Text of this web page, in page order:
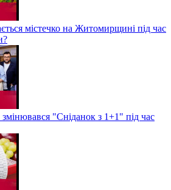
містечко на Житомирщині під час
"Сніданок з 1+1" під час